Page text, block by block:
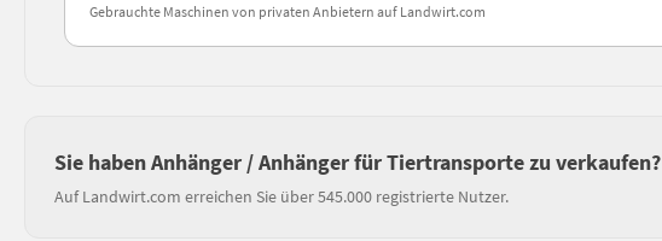
Gebrauchte Maschinen von privaten Anbietern auf Landwirt.com
Sie haben Anhänger / Anhänger für Tiertransporte zu verkaufen?
Auf Landwirt.com erreichen Sie über 545.000 registrierte Nutzer.